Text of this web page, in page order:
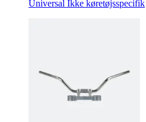
Universal Ikke køretøjsspecifik